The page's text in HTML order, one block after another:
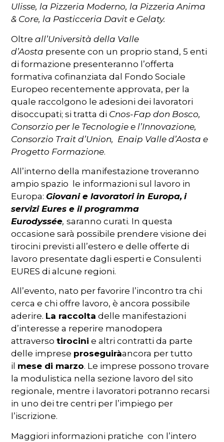
Ulisse, la Pizzeria Moderno, la Pizzeria Anima
& Core, la Pasticceria Davit e Gelaty.
Oltreall’Università della Valle
d’Aosta presente con un proprio stand, 5 enti
di formazione presenteranno l’offerta
formativa cofinanziata dal Fondo Sociale
Europeo recentemente approvata, per la
quale raccolgono le adesioni dei lavoratori
disoccupati; si tratta di Cnos-Fap don Bosco,
Consorzio per le Tecnologie e l’Innovazione,
Consorzio Trait d’Union, Enaip Valle d’Aosta e
Progetto Formazione.
All’interno della manifestazione troveranno
ampio spazio le informazioni sul lavoro in
Europa:Giovani e lavoratori in Europa, i
servizi Eures e il programma
Eurodyssée,saranno curati. In questa
occasione sarà possibile prendere visione dei
tirocini previsti all’estero e delle offerte di
lavoro presentate dagli esperti e Consulenti
EURES di alcune regioni.
All’evento, nato per favorire l’incontro tra chi
cerca e chi offre lavoro, è ancora possibile
aderire. La raccolta delle manifestazioni
d’interesse a reperire manodopera
attraversotirocini e altri contratti da parte
delle imprese proseguiràancora per tutto
il mese di marzo. Le imprese possono trovare
la modulistica nella sezione lavoro del sito
regionale, mentre i lavoratori potranno recarsi
in uno dei tre centri per l’impiego per
l’iscrizione.
Maggiori informazioni pratiche con l’intero